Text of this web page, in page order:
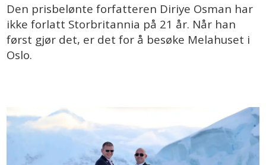
Den prisbelønte forfatteren Diriye Osman har
ikke forlatt Storbritannia på 21 år. Når han
først gjør det, er det for å besøke Melahuset i
Oslo.